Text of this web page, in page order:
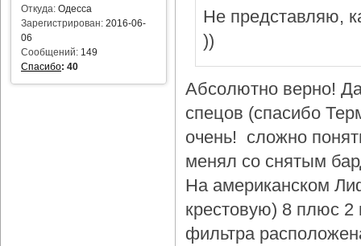
Откуда: Одесса
Зарегистрирован: 2016-06-
06
Сообщений: 149
Спасибо: 40
Не представляю,
))
Абсолютно верно!
спецов (спасибо
очень! сложно
менял со снятым
На американском
крестовую) 8 плюс 2
фильтра